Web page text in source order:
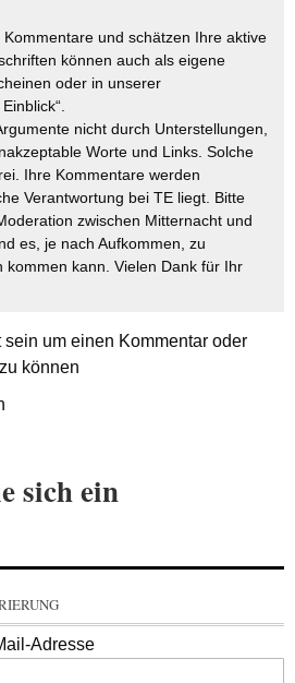
und schätzen Ihre aktive
können auch als eigene
oder in unserer
nicht durch Unterstellungen,
Worte und Links. Solche
Ihre Kommentare werden
Verantwortung bei TE liegt. Bitte
zwischen Mitternacht und
es, je nach Aufkommen, zu
kommen kann. Vielen Dank für Ihr
sein um einen Kommentar oder
können
sich ein
Adresse